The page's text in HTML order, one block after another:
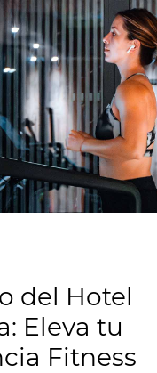
del Hotel
Eleva tu
Fitness